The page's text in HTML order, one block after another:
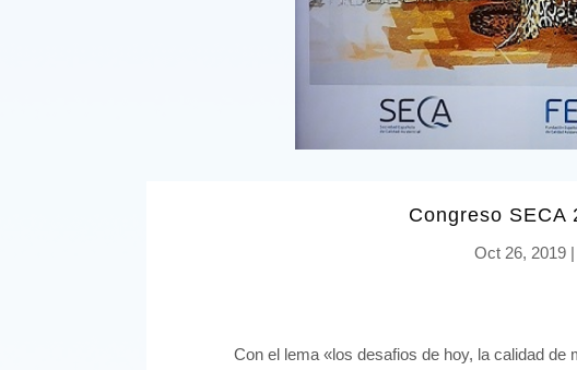
Congreso SECA
Oct 26, 2019
Con el lema «los desafios de hoy, la calidad